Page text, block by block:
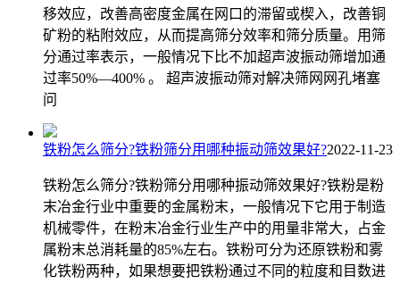
移效应，改善高密度金属在网口的滞留或楔入，改善铜
矿粉的粘附效应，从而提高筛分效率和筛分质量。用筛
分通过率表示，一般情况下比不加超声波振动筛增加通
过率50%—400% 。 超声波振动筛对解决筛网网孔堵塞
问
铁粉怎么筛分?铁粉筛分用哪种振动筛效果好?2022-11-23
铁粉怎么筛分?铁粉筛分用哪种振动筛效果好?铁粉是粉
末冶金行业中重要的金属粉末，一般情况下它用于制造
机械零件，在粉末冶金行业生产中的用量非常大，占金
属粉末总消耗量的85%左右。铁粉可分为还原铁粉和雾
化铁粉两种，如果想要把铁粉通过不同的粒度和目数进